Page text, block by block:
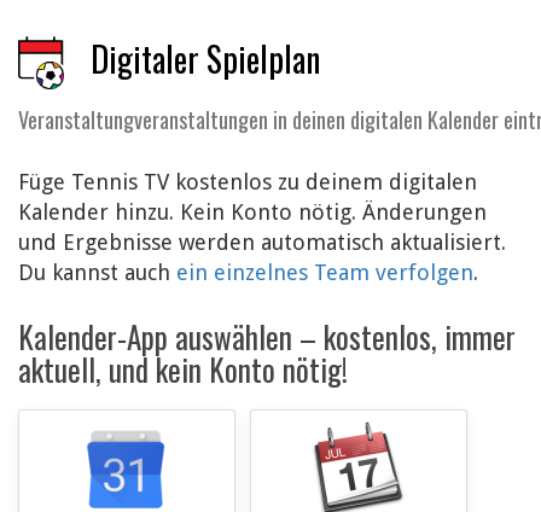
Digitaler Spielplan
Veranstaltungveranstaltungen in deinen digitalen Kalender
Füge Tennis TV kostenlos zu deinem digitalen
Kalender hinzu. Kein Konto nötig. Änderungen
und Ergebnisse werden automatisch aktualisiert.
Du kannst auch ein einzelnes Team verfolgen.
Kalender-App auswählen – kostenlos, immer
aktuell, und kein Konto nötig!